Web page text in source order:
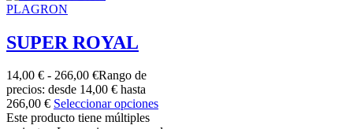
PLAGRON
SUPER ROYAL
14,00 € - 266,00 €Rango de
precios: desde 14,00 € hasta
266,00 € Seleccionar opciones
Este producto tiene múltiples